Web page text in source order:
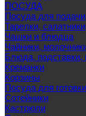
ПОСУДА
Посуда для подачи
Тарелки,
Чашки и блюдца
Чайники,
Блюда, подставки,
Креманки
Корзины
Посуда для готовки
Сотейники
Кастрюли